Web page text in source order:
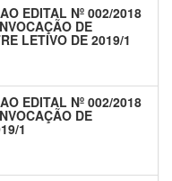
EDITAL Nº 002/2018
DE
LETIVO DE 2019/1
EDITAL Nº 002/2018
DE
1